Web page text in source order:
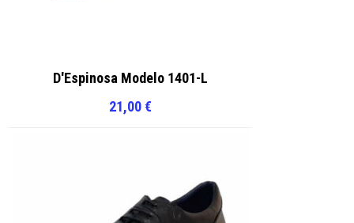
D'Espinosa Modelo 1401-L
21,00€